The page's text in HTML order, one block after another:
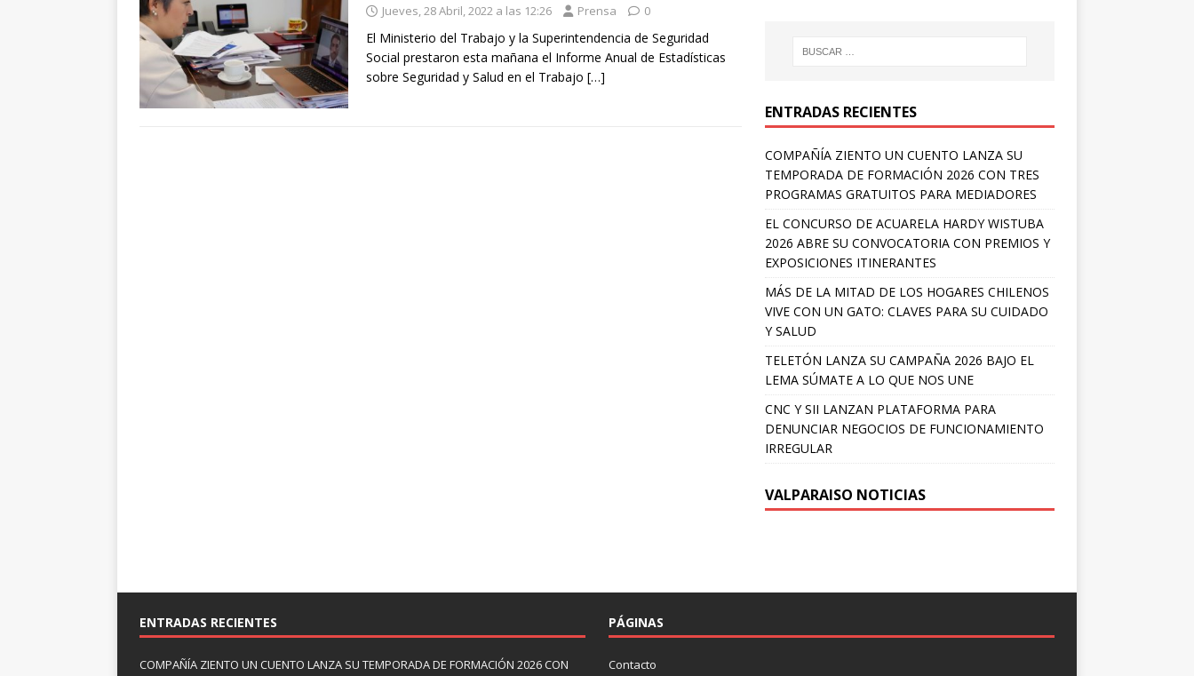
Jueves, 28 Abril, 2022 a las 12:26 Prensa 0
El Ministerio del Trabajo y la Superintendencia de Seguridad
Social prestaron esta mañana el Informe Anual de Estadísticas
sobre Seguridad y Salud en el Trabajo […]
ENTRADAS RECIENTES
COMPAÑÍA ZIENTO UN CUENTO LANZA SU
TEMPORADA DE FORMACIÓN 2026 CON TRES
PROGRAMAS GRATUITOS PARA MEDIADORES
EL CONCURSO DE ACUARELA HARDY WISTUBA
2026 ABRE SU CONVOCATORIA CON PREMIOS Y
EXPOSICIONES ITINERANTES
MÁS DE LA MITAD DE LOS HOGARES CHILENOS
VIVE CON UN GATO: CLAVES PARA SU CUIDADO
Y SALUD
TELETÓN LANZA SU CAMPAÑA 2026 BAJO EL
LEMA SÚMATE A LO QUE NOS UNE
CNC Y SII LANZAN PLATAFORMA PARA
DENUNCIAR NEGOCIOS DE FUNCIONAMIENTO
IRREGULAR
VALPARAISO NOTICIAS
ENTRADAS RECIENTES
COMPAÑÍA ZIENTO UN CUENTO LANZA SU TEMPORADA DE FORMACIÓN 2026 CON
PÁGINAS
Contacto